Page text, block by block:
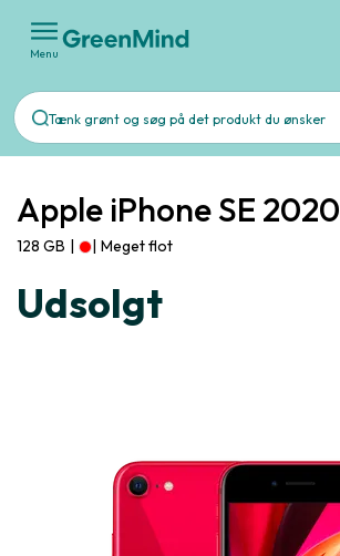
Menu
Apple iPhone SE 2020
128 GB | | Meget flot
Udsolgt